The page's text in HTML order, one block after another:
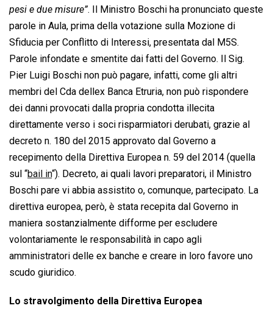
pesi e due misure”. Il Ministro Boschi ha pronunciato queste
parole in Aula, prima della votazione sulla Mozione di
Sfiducia per Conflitto di Interessi, presentata dal M5S.
Parole infondate e smentite dai fatti del Governo. Il Sig.
Pier Luigi Boschi non può pagare, infatti, come gli altri
membri del Cda dellex Banca Etruria, non può rispondere
dei danni provocati dalla propria condotta illecita
direttamente verso i soci risparmiatori derubati, grazie al
decreto n. 180 del 2015 approvato dal Governo a
recepimento della Direttiva Europea n. 59 del 2014 (quella
sul “bail in“). Decreto, ai quali lavori preparatori, il Ministro
Boschi pare vi abbia assistito o, comunque, partecipato. La
direttiva europea, però, è stata recepita dal Governo in
maniera sostanzialmente difforme per escludere
volontariamente le responsabilità in capo agli
amministratori delle ex banche e creare in loro favore uno
scudo giuridico.
Lo stravolgimento della Direttiva Europea